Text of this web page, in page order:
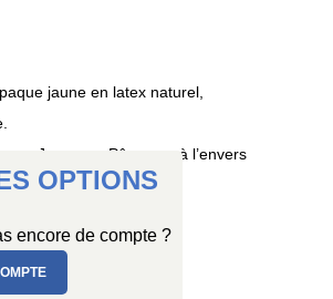
jaune en latex naturel,
« Joyeuses Pâques » à l’envers
OPTIONS
encore de compte ?